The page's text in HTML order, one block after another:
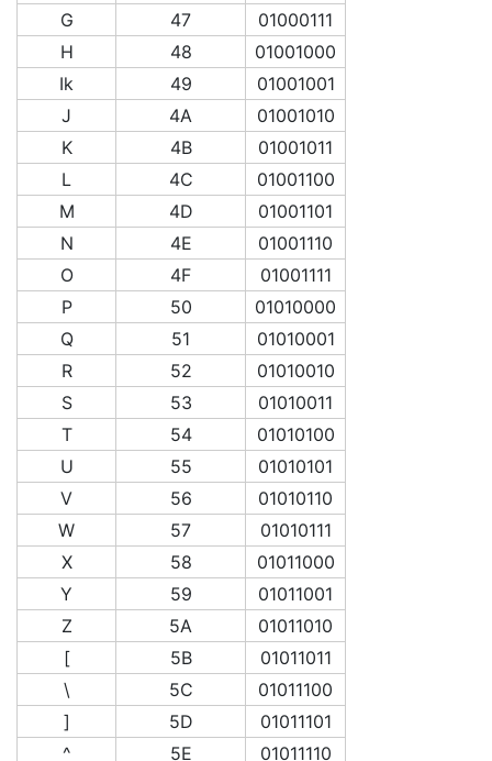
G
47
01000111
H
48
01001000
Ik
49
01001001
J
4A
01001010
K
4B
01001011
L
4C
01001100
M
4D
01001101
N
4E
01001110
O
4F
01001111
P
50
01010000
Q
51
01010001
R
52
01010010
S
53
01010011
T
54
01010100
U
55
01010101
V
56
01010110
W
57
01010111
X
58
01011000
Y
59
01011001
Z
5A
01011010
[
5B
01011011
\
5C
01011100
]
5D
01011101
^
5E 01011110